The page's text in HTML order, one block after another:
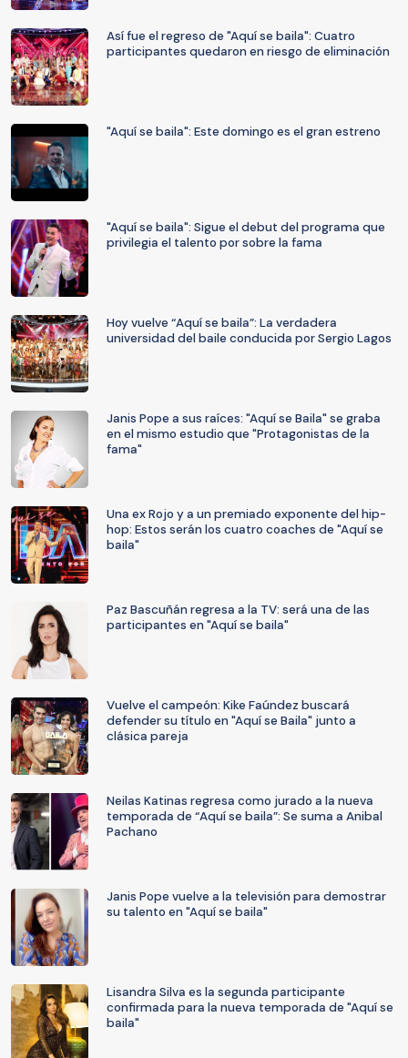
Así fue el regreso de "Aquí se baila": Cuatro
participantes quedaron en riesgo de eliminación
"Aquí se baila": Este domingo es el gran estreno
"Aquí se baila": Sigue el debut del programa que
privilegia el talento por sobre la fama
Hoy vuelve “Aquí se baila”: La verdadera
universidad del baile conducida por Sergio Lagos
Janis Pope a sus raíces: "Aquí se Baila" se graba
en el mismo estudio que "Protagonistas de la
fama"
Una ex Rojo y a un premiado exponente del hip-
hop: Estos serán los cuatro coaches de "Aquí se
baila"
Paz Bascuñán regresa a la TV: será una de las
participantes en "Aquí se baila"
Vuelve el campeón: Kike Faúndez buscará
defender su título en "Aquí se Baila" junto a
clásica pareja
Neilas Katinas regresa como jurado a la nueva
temporada de “Aquí se baila”: Se suma a Anibal
Pachano
Janis Pope vuelve a la televisión para demostrar
su talento en "Aquí se baila"
Lisandra Silva es la segunda participante
confirmada para la nueva temporada de "Aquí se
baila"